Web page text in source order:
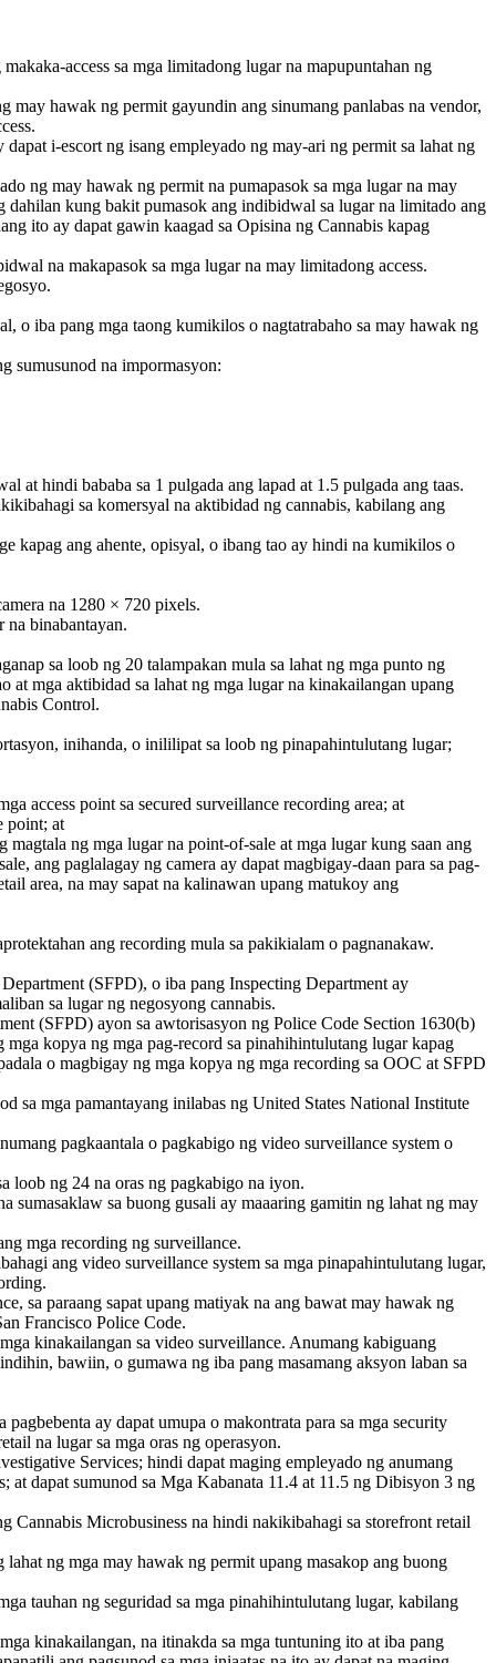
access sa mga limitadong lugar na mapupuntahan ng
hawak ng permit gayundin ang sinumang panlabas na vendor,
i-escort ng isang empleyado ng may-ari ng permit sa lahat ng
ng may hawak ng permit na pumapasok sa mga lugar na may
dahilan kung bakit pumasok ang indibidwal sa lugar na limitado ang
ito ay dapat gawin kaagad sa Opisina ng Cannabis kapag
na makapasok sa mga lugar na may limitadong access.
o iba pang mga taong kumikilos o nagtatrabaho sa may hawak ng
sumusunod na impormasyon:
at hindi bababa sa 1 pulgada ang lapad at 1.5 pulgada ang taas.
sa komersyal na aktibidad ng cannabis, kabilang ang
kapag ang ahente, opisyal, o ibang tao ay hindi na kumikilos o
na 1280 × 720 pixels.
na binabantayan.
sa loob ng 20 talampakan mula sa lahat ng mga punto ng
at mga aktibidad sa lahat ng mga lugar na kinakailangan upang
Control.
inihanda, o inililipat sa loob ng pinapahintulutang lugar;
access point sa secured surveillance recording area; at
point; at
ng mga lugar na point-of-sale at mga lugar kung saan ang
ang paglalagay ng camera ay dapat magbigay-daan para sa pag-
area, na may sapat na kalinawan upang matukoy ang
ang recording mula sa pakikialam o pagnanakaw.
(SFPD), o iba pang Inspecting Department ay
sa lugar ng negosyong cannabis.
(SFPD) ayon sa awtorisasyon ng Police Code Section 1630(b)
kopya ng mga pag-record sa pinahihintulutang lugar kapag
o magbigay ng mga kopya ng mga recording sa OOC at SFPD
sa mga pamantayang inilabas ng United States National Institute
pagkaantala o pagkabigo ng video surveillance system o
loob ng 24 na oras ng pagkabigo na iyon.
sumasaklaw sa buong gusali ay maaaring gamitin ng lahat ng may
mga recording ng surveillance.
ang video surveillance system sa mga pinapahintulutang lugar,
sa paraang sapat upang matiyak na ang bawat may hawak ng
Francisco Police Code.
kinakailangan sa video surveillance. Anumang kabiguang
bawiin, o gumawa ng iba pang masamang aksyon laban sa
ay dapat umupa o makontrata para sa mga security
na lugar sa mga oras ng operasyon.
Services; hindi dapat maging empleyado ng anumang
at dapat sumunod sa Mga Kabanata 11.4 at 11.5 ng Dibisyon 3 ng
Microbusiness na hindi nakikibahagi sa storefront retail
ng mga may hawak ng permit upang masakop ang buong
tauhan ng seguridad sa mga pinahihintulutang lugar, kabilang
kinakailangan, na itinakda sa mga tuntuning ito at iba pang